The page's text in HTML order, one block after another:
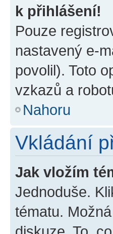
k přihlášení!
Pouze
nastavený e-
povolil). Toto
vzkazů a
Nahoru
Vkládání
Jak vložím
Jednoduše.
tématu.